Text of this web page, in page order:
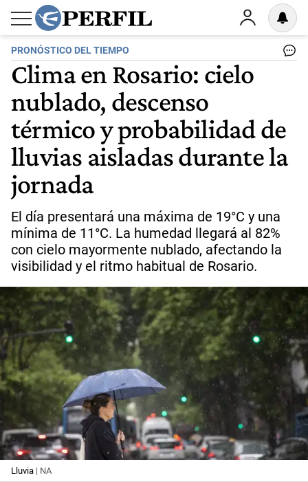
PRONÓSTICO DEL TIEMPO
Clima en Rosario: cielo
nublado, descenso
térmico y probabilidad de
lluvias aisladas durante la
jornada
El día presentará una máxima de 19°C y una
mínima de 11°C. La humedad llegará al 82%
con cielo mayormente nublado, afectando la
visibilidad y el ritmo habitual de Rosario.
Lluvia | NA